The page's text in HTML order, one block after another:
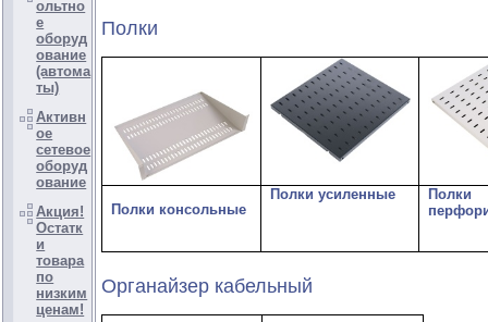
ольтно
е
оборуд
ование
(автома
ты)
Активн
ое
сетевое
оборуд
ование
Акция!
Остатк
и
товара
по
низким
ценам!
Полки
Полки консольные
Полки усиленные
Полки
Органайзер кабельный